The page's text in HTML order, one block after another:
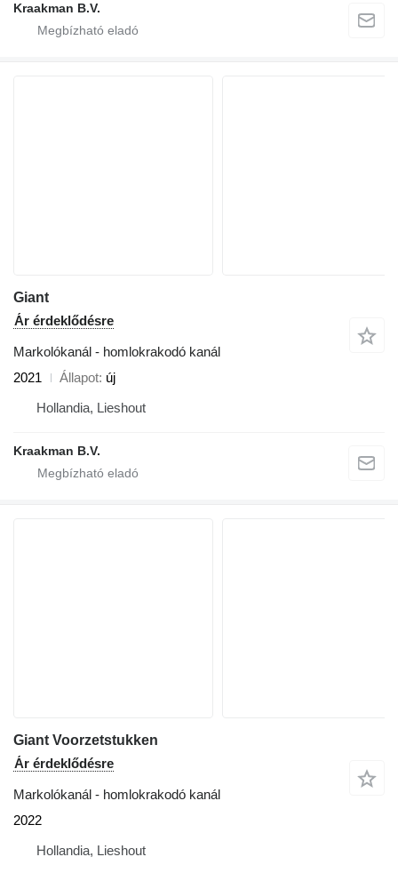
Kraakman B.V.
Giant
Ár érdeklődésre
Markolókanál - homlokrakodó kanál
2021
Állapot új
Hollandia, Lieshout
Kraakman B.V.
Giant Voorzetstukken
Ár érdeklődésre
Markolókanál - homlokrakodó kanál
2022
Hollandia, Lieshout